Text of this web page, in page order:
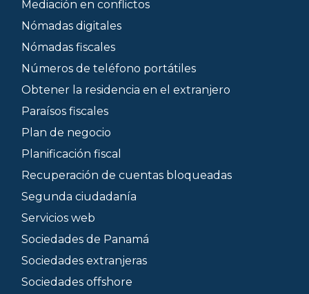
Mediación en conflictos
Nómadas digitales
Nómadas fiscales
Números de teléfono portátiles
Obtener la residencia en el extranjero
Paraísos fiscales
Plan de negocio
Planificación fiscal
Recuperación de cuentas bloqueadas
Segunda ciudadanía
Servicios web
Sociedades de Panamá
Sociedades extranjeras
Sociedades offshore